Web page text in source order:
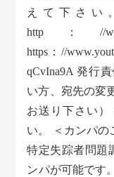
えて下さい
http：//
https：//
qCvIna9A 発行
い方、宛先の変
お送り下さい
い。 ＜カンパの
特定失踪者問題
ンパが可能です